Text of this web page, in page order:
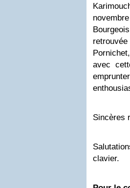
avec
Sincères
clavier.